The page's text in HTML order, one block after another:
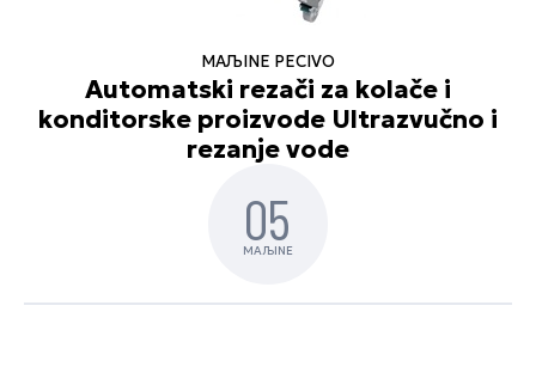
MAЉINE PECIVO
Automatski rezači za kolače i
konditorske proizvode Ultrazvučno i
rezanje vode
05
MAЉINE